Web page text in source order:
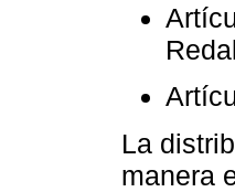
La
manera